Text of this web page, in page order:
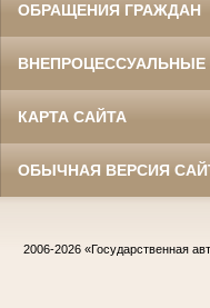
ОБРАЩЕНИЯ ГРАЖДАН
КАРТА САЙТА
ОБЫЧНАЯ ВЕРСИЯ
2006-2026 «Государственная